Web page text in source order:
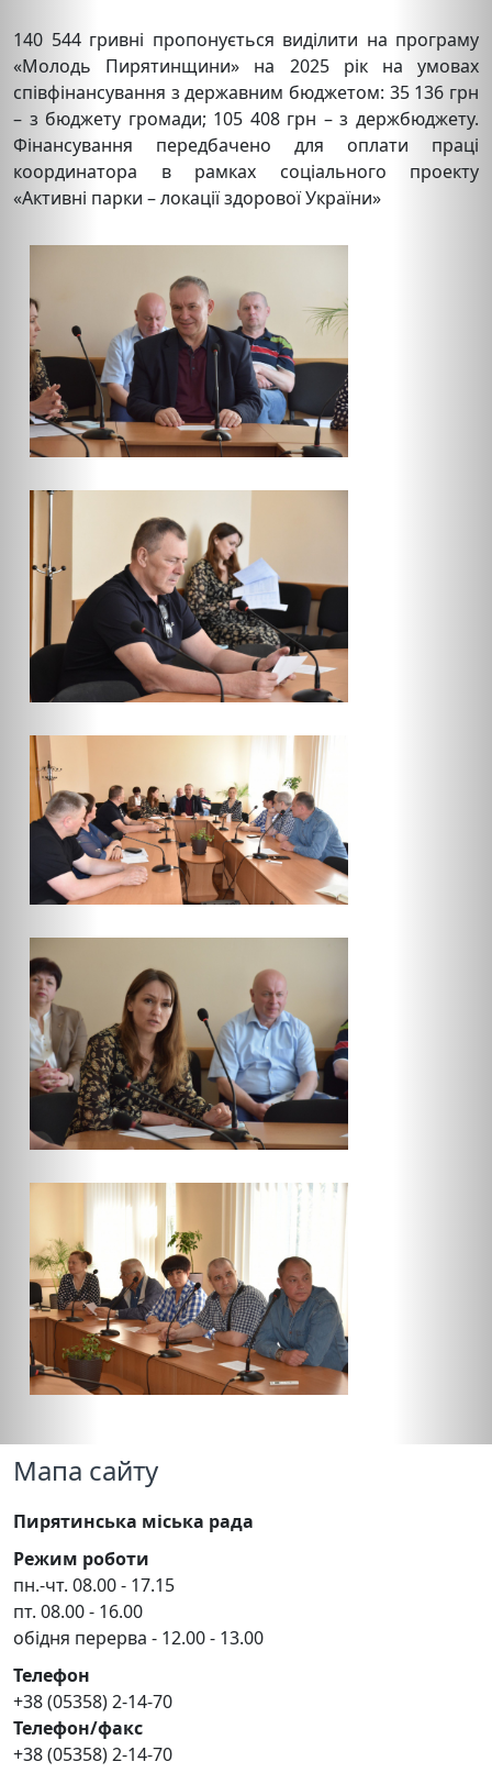
140 544гривні пропонується виділити на програму
«Молодь Пирятинщини» на 2025рік на умовах
співфінансування з державним бюджетом: 35 136 грн
– з бюджету громади; 105 408грн – з держбюджету.
Фінансування передбачено для оплати праці
координатора в рамках соціального проекту
«Активні парки – локації здорової України»
Мапа сайту
Пирятинська міська рада
Режим роботи
пн.-чт. 08.00 - 17.15
пт. 08.00 - 16.00
обідня перерва - 12.00 - 13.00
Телефон
+38 (05358) 2-14-70
Телефон/факс
+38 (05358) 2-14-70